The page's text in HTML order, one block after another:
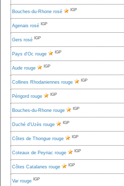
Bouches-du-Rhone rosé IGP
Agenais rosé IGP
Gers rosé IGP
Pays d'Oc rouge IGP
Aude rouge IGP
Collines Rhodaniennes rouge IGP
Périgord rouge IGP
Bouches-du-Rhone rouge IGP
Duché d'Uzès rouge IGP
Côtes de Thongue rouge IGP
Coteaux de Peyriac rouge IGP
Côtes Catalanes rouge IGP
Var rouge IGP